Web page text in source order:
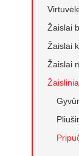
Žaislai
Žaislai
Žaislai